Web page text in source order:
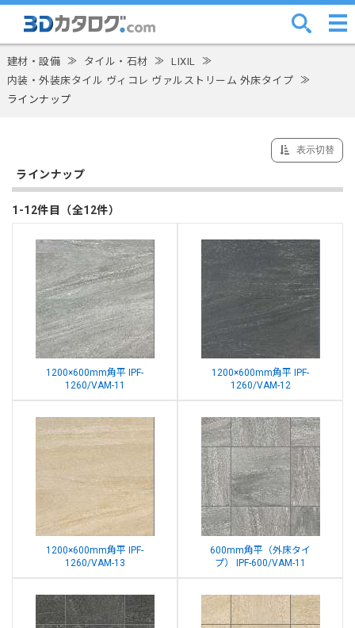
建材・設備 ≫ タイル・石材 ≫ LIXIL ≫
内装・外装床タイル ヴィコレ ヴァルストリーム 外床タイプ ≫
ラインナップ
表示切替
ラインナップ
1-12件目（全12件）
1200×600mm角平 IPF-
1260/VAM-11
1200×600mm角平 IPF-
1260/VAM-12
1200×600mm角平 IPF-
1260/VAM-13
600mm角平（外床タイ
プ） IPF-600/VAM-11